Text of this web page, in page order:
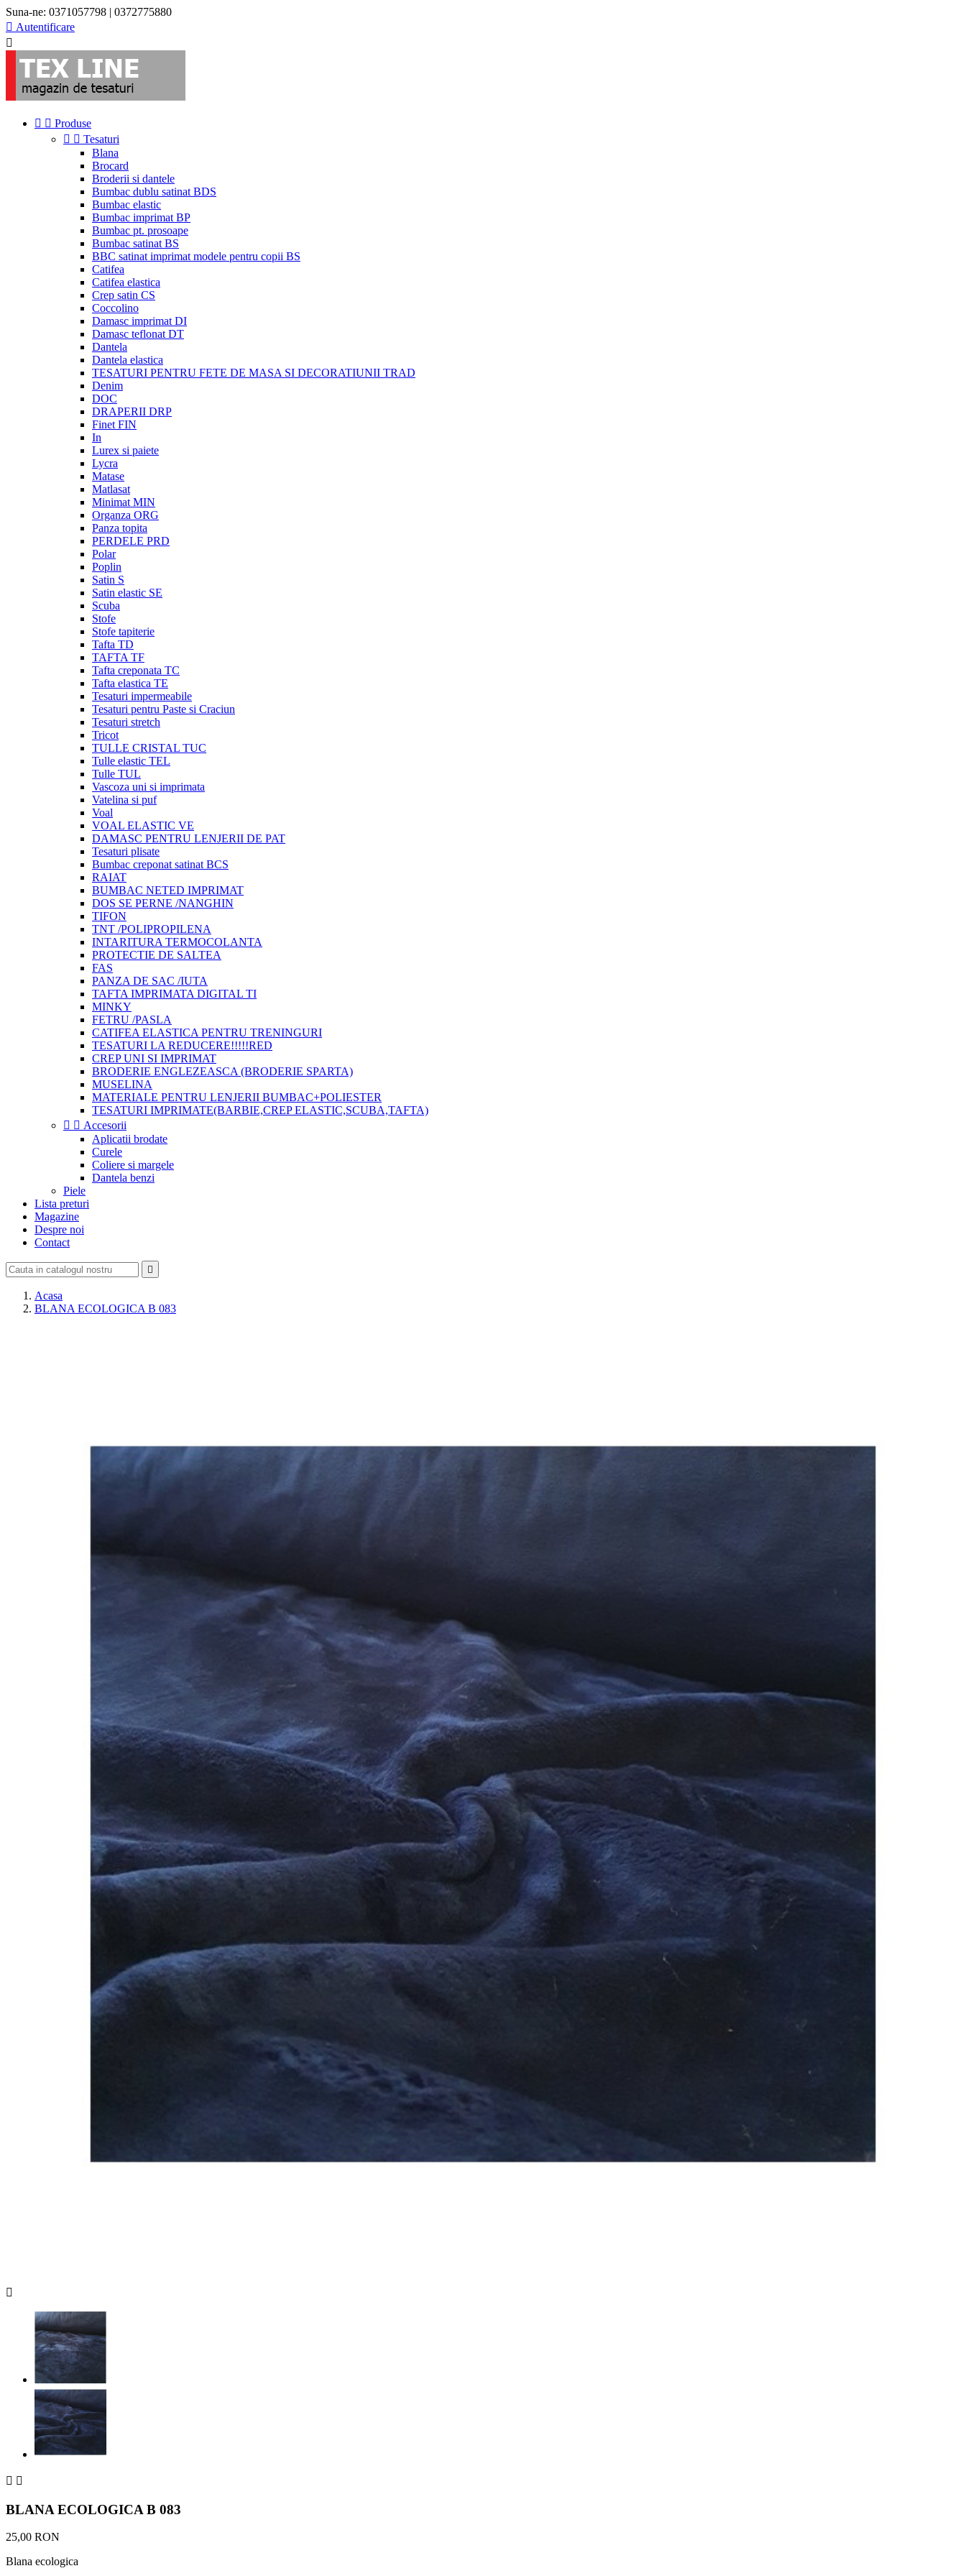
Suna-ne: 0371057798 | 0372775880
 Autentificare

  Produse
  Tesaturi
Blana
Brocard
Broderii si dantele
Bumbac dublu satinat BDS
Bumbac elastic
Bumbac imprimat BP
Bumbac pt. prosoape
Bumbac satinat BS
BBC satinat imprimat modele pentru copii BS
Catifea
Catifea elastica
Crep satin CS
Coccolino
Damasc imprimat DI
Damasc teflonat DT
Dantela
Dantela elastica
TESATURI PENTRU FETE DE MASA SI DECORATIUNII TRAD
Denim
DOC
DRAPERII DRP
Finet FIN
In
Lurex si paiete
Lycra
Matase
Matlasat
Minimat MIN
Organza ORG
Panza topita
PERDELE PRD
Polar
Poplin
Satin S
Satin elastic SE
Scuba
Stofe
Stofe tapiterie
Tafta TD
TAFTA TF
Tafta creponata TC
Tafta elastica TE
Tesaturi impermeabile
Tesaturi pentru Paste si Craciun
Tesaturi stretch
Tricot
TULLE CRISTAL TUC
Tulle elastic TEL
Tulle TUL
Vascoza uni si imprimata
Vatelina si puf
Voal
VOAL ELASTIC VE
DAMASC PENTRU LENJERII DE PAT
Tesaturi plisate
Bumbac creponat satinat BCS
RAIAT
BUMBAC NETED IMPRIMAT
DOS SE PERNE /NANGHIN
TIFON
TNT /POLIPROPILENA
INTARITURA TERMOCOLANTA
PROTECTIE DE SALTEA
FAS
PANZA DE SAC /IUTA
TAFTA IMPRIMATA DIGITAL TI
MINKY
FETRU /PASLA
CATIFEA ELASTICA PENTRU TRENINGURI
TESATURI LA REDUCERE!!!!!RED
CREP UNI SI IMPRIMAT
BRODERIE ENGLEZEASCA (BRODERIE SPARTA)
MUSELINA
MATERIALE PENTRU LENJERII BUMBAC+POLIESTER
TESATURI IMPRIMATE(BARBIE,CREP ELASTIC,SCUBA,TAFTA)
  Accesorii
Aplicatii brodate
Curele
Coliere si margele
Dantela benzi
Piele
Lista preturi
Magazine
Despre noi
Contact

Acasa
BLANA ECOLOGICA B 083

 
BLANA ECOLOGICA B 083
25,00 RON
Blana ecologica